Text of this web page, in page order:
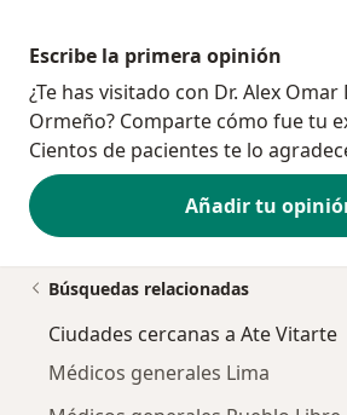
Escribe la primera opinión
¿Te has visitado con Dr. Alex Omar
Ormeño? Comparte cómo fue tu
Cientos de pacientes te lo
Añadir tu
Búsquedas relacionadas
Ciudades cercanas a Ate Vitarte
Médicos generales Lima